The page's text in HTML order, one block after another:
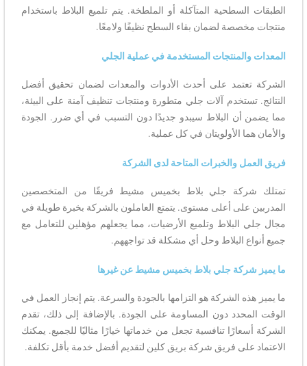
الطبقات السطحية المتآكلة أو الملطخة. يتم تلميع البلاط باستخدام
منتجات مخصصة لضمان بقاء السطح نظيفًا ولامعًا.
المعدات والمنتجات المستخدمة في عملية الجلي
الشركة تعتمد على أحدث الأدوات والمعدات لضمان تحقيق أفضل
النتائج. تستخدم آلات جلي متطورة ومنتجات تنظيف آمنة على البيئة،
مما يضمن أن البلاط سيبدو جديدًا دون التسبب في أي ضرر. الجودة
والأمان هما الأولويتان في كل عملية.
فريق العمل والخبرات المتاحة لدى الشركة
تمتلك شركة جلي بلاط بخميس مشيط فريقًا من المتخصصين
المدربين على أعلى مستوى. يتمتع العاملون بالشركة بخبرة طويلة في
مجال جلي البلاط وتلميع الأرضيات، مما يجعلهم مؤهلين للتعامل مع
جميع أنواع البلاط وحل أي مشكلة قد تواجههم.
ما يميز شركة جلي بلاط بخميس مشيط عن غيرها
ما يميز هذه الشركة هو التزامها بالجودة والسرعة. يتم إنجاز العمل في
الوقت المحدد دون المساومة على الجودة. بالإضافة إلى ذلك، تقدم
الشركة أسعارًا تنافسية تجعل من خدماتها خيارًا مثاليًا للجميع. يمكنك
الاعتماد على فريق شركة بريق كلين لتقديم أفضل خدمة بأقل تكلفة.